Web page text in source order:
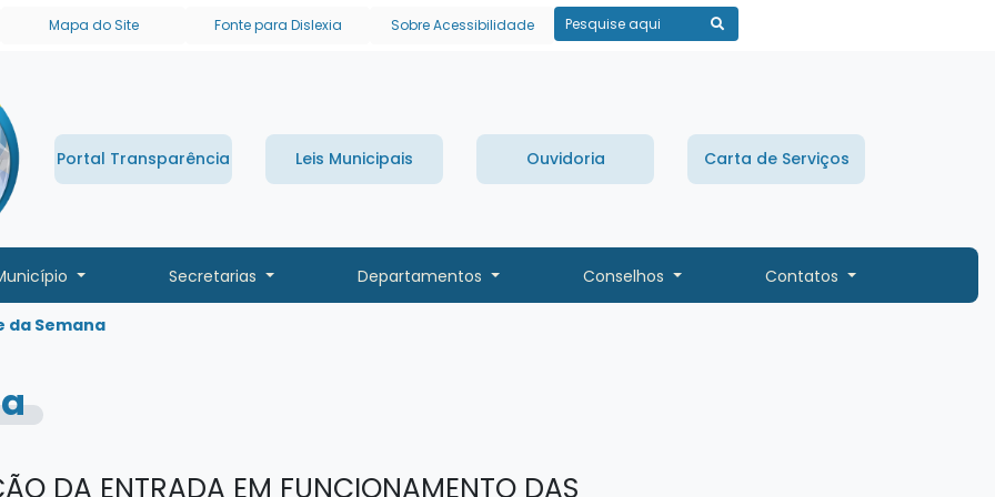
links de acessibilidade
Mapa do Site Fonte para Dislexia Sobre Acessibilidade Pesquisar
Portal Transparência Leis Municipais Ouvidoria Carta de Serviços
Secretarias Departamentos Conselhos Contatos
da Semana
DA ENTRADA EM FUNCIONAMENTO DAS